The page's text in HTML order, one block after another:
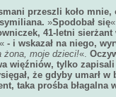
przeszli koło
»Spodobał się«
41-letni
« - i wskazał na niego,
żona, moje dzieci!«.
więźniów, tylko
że gdyby umarł
taka prośba błagalna